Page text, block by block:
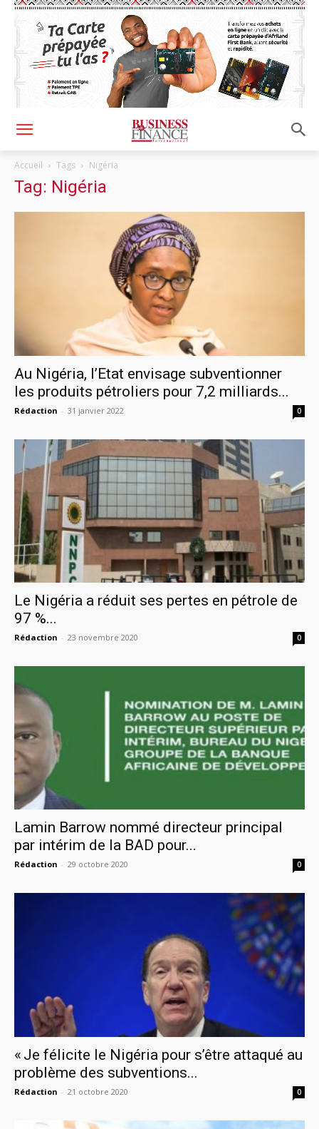
Accueil Tags Nigéria
Tag: Nigéria
Au Nigéria, l’Etat envisage subventionner
les produits pétroliers pour 7,2 milliards...
Rédaction - 31 janvier 2022 0
Le Nigéria a réduit ses pertes en pétrole de
97 %...
Rédaction - 23 novembre 2020 0
Lamin Barrow nommé directeur principal
par intérim de la BAD pour...
Rédaction - 29 octobre 2020 0
« Je félicite le Nigéria pour s’être attaqué au
problème des subventions...
Rédaction - 21 octobre 2020 0